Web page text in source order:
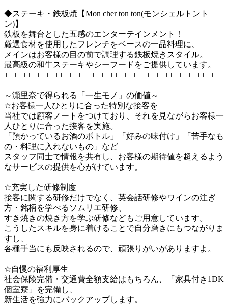
◆ステーキ・鉄板焼【Mon cher ton ton(モンシェルトント
ン)】
鉄板を舞台とした五感のエンターテインメント！
厳選食材を使用したフレンチをベースの一品料理に、
メインはお客様の目の前で調理する鉄板焼きスタイル。
最高級の和牛ステーキやシーフードをご提供しています。
+++++++++++++++++++++++++++++++++++++++++++++++
～瀬里奈で得られる「一生モノ」の価値～
☆お客様一人ひとりに合った特別な接客を
当社では顧客ノートをつけており、それを見ながらお客様一
人ひとりに合った接客を実施。
「預かっているお酒のボトル」「好みの味付け」「苦手なも
の・料理に入れないもの」など
スタッフ同士で情報を共有し、お客様の期待値を超えるよう
なサービスの提供を心がけています。
☆充実した研修制度
接客に関する研修だけでなく、英会話研修やワインの注ぎ
方・銘柄を学べるソムリエ研修、
すき焼きの焼き方を学ぶ研修などもご用意しています。
こうしたスキルを身に着けることで自分磨きにもつながりま
すし、
各種手当にも反映されるので、頑張りがいがありますよ。
☆自慢の福利厚生
社会保険完備・交通費全額支給はもちろん、「家具付き1DK
個室寮」を完備し、
新生活を強力にバックアップします。